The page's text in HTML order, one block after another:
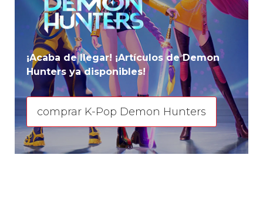
¡Acaba de llegar! ¡Artículos de Demon
Hunters ya disponibles!
comprar K-Pop Demon Hunters